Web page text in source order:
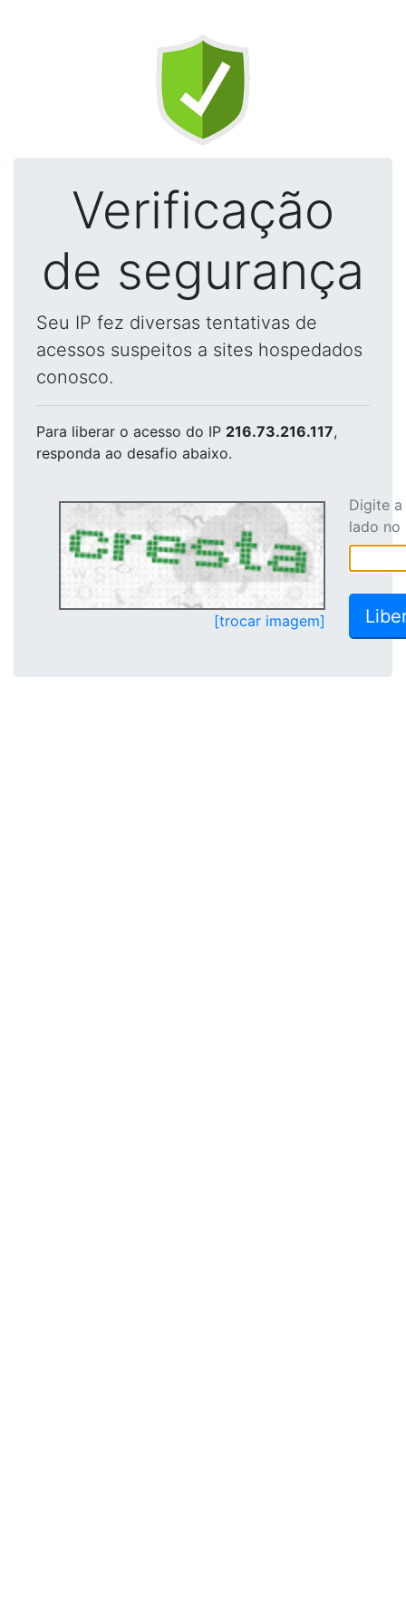
Verificação
de segurança
Seu IP fez diversas tentativas de
acessos suspeitos a sites hospedados
conosco.
Para liberar o acesso do IP 216.73.216.117,
responda ao desafio abaixo.
[trocar imagem]
Digite
lado no